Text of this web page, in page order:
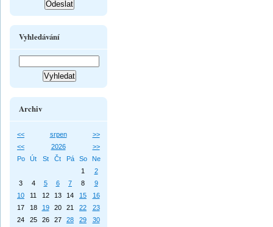
Vyhledávání
Archiv
<< srpen
>>
<<
2026
>>
Po
Út St Čt Pá So
Ne
1
2
3
4 5 6 7 8
9
10
11 12 13 14 15
16
17
18 19 20 21 22
23
24
25 26 27 28 29
30